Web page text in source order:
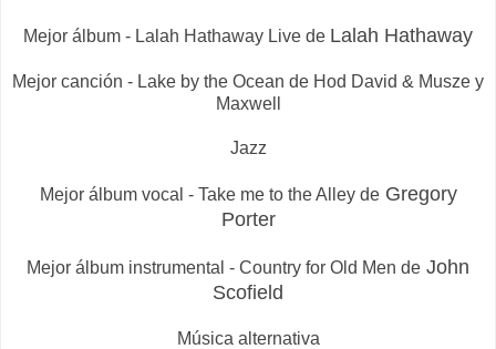
Mejor álbum - Lalah Hathaway Live de Lalah Hathaway
Mejor canción - Lake by the Ocean de Hod David & Musze y
Maxwell
Jazz
Mejor álbum vocal - Take me to the Alley deGregory
Porter
Mejor álbum instrumental - Country for Old Men de John
Scofield
Música alternativa